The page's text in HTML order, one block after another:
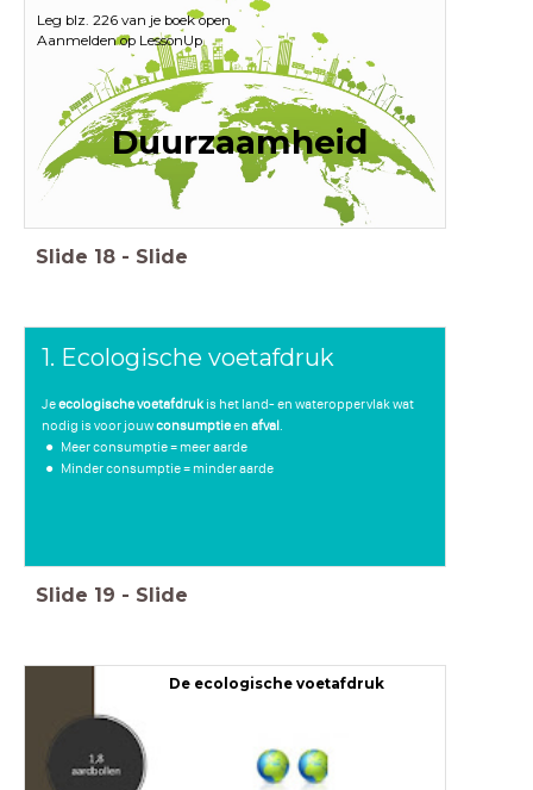
Duurzaamheid
Leg blz. 226 van je boek open
Aanmelden op LessonUp
Slide 18 - Slide
1. Ecologische voetafdruk
Jeecologische voetafdrukis het land- en wateroppervlak wat
nodig is voor jouwconsumptieen afval.
Meer consumptie = meer aarde
Minder consumptie = minder aarde
Slide 19 - Slide
De ecologische voetafdruk